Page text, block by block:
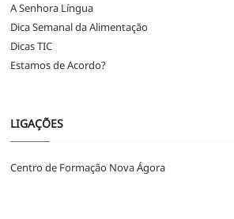
A Senhora Língua
Dica Semanal da Alimentação
Dicas TIC
Estamos de Acordo?
LIGAÇÕES
Centro de Formação Nova Ágora